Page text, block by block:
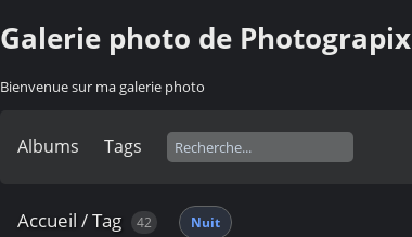
Galerie photo de Photograpix
Bienvenue sur ma galerie photo
Albums Tags
Accueil /Tag 42 Nuit